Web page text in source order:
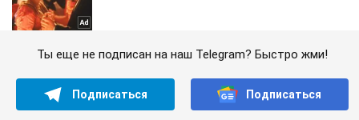
Ты еще не подписан на наш Telegram? Быстро жми!
Подписаться Подписаться